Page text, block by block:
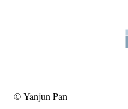
© Yanjun Pan